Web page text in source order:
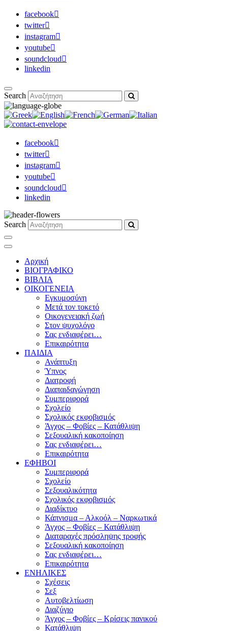
facebook
twitter
instagram
youtube
soundcloud
linkedin
Search
facebook
twitter
instagram
youtube
soundcloud
linkedin
Search
Αρχική
ΒΙΟΓΡΑΦΙΚΟ
ΒΙΒΛΙΑ
ΟΙΚΟΓΕΝΕΙΑ
Εγκυμοσύνη
Μετά τον τοκετό
Οικογενειακή ζωή
Στον ψυχολόγο
Σας ενδιαφέρει…
Επικαιρότητα
ΠΑΙΔΙΑ
Ανάπτυξη
Ύπνος
Διατροφή
Διαπαιδαγώγηση
Συμπεριφορά
Σχολείο
Σχολικός εκφοβισμός
Άγχος – Φοβίες – Κατάθλιψη
Σεξουαλική κακοποίηση
Σας ενδιαφέρει…
Επικαιρότητα
ΕΦΗΒΟΙ
Συμπεριφορά
Σχολείο
Σεξουαλικότητα
Σχολικός εκφοβισμός
Διαδίκτυο
Κάπνισμα – Αλκοόλ – Ναρκωτικά
Άγχος – Φοβίες – Κατάθλιψη
Διαταραχές πρόσληψης τροφής
Σεξουαλική κακοποίηση
Σας ενδιαφέρει…
Επικαιρότητα
ΕΝΗΛΙΚΕΣ
Σχέσεις
Σεξ
Αυτοβελτίωση
Διαζύγιο
Άγχος – Φοβίες – Κρίσεις πανικού
Κατάθλιψη